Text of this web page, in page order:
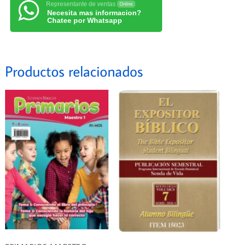
Representante de ventas Online
Necesita mas informacion?
Chatee por Whatsapp
Productos relacionados